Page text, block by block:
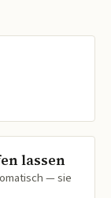
lassen
— sie